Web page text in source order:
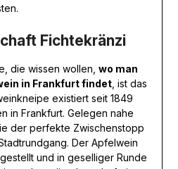
Fichtekränzi
die wissen wollen, wo man
in Frankfurt findet, ist das
existiert seit 1849
in Frankfurt. Gelegen nahe
der perfekte Zwischenstopp
Der Apfelwein
und in geselliger Runde